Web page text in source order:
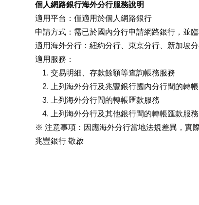
個人網路銀行海外分行服務說明
適用平台：僅適用於個人網路銀行
申請方式：需已於國內分行申請網路銀行，並
適用海外分行：紐約分行、東京分行、新加坡
適用服務：
交易明細、存款餘額等查詢帳務服務
上列海外分行及兆豐銀行國內分行間的轉
上列海外分行間的轉帳匯款服務
上列海外分行及其他銀行間的轉帳匯款服務
※ 注意事項：因應海外分行當地法規差異，實
兆豐銀行 敬啟